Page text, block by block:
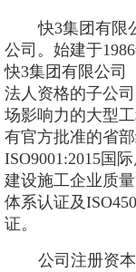
快3集团有限
公司。始建于
快3集团有限公司
法人资格的子公
场影响力的大型
有官方批准的省
ISO9001:2015国
建设施工企业质
体系认证及
证。
公司注册资